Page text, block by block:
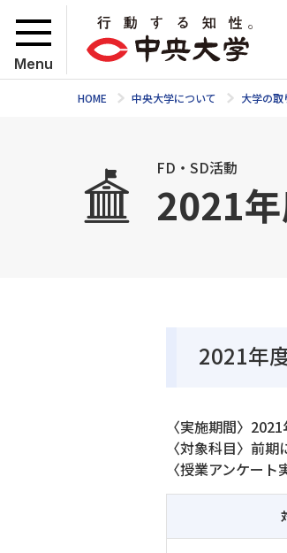
Menu
HOME 中央大学について 大学の取
FD・SD活動
2021
2021年
〈実施期間〉
〈対象科目〉前
〈授業アンケート